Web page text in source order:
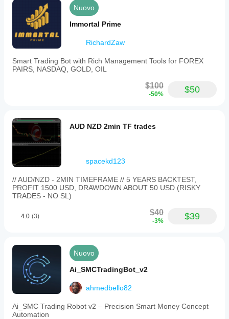
Nuovo
Immortal Prime
RichardZaw
Smart Trading Bot with Rich Management Tools for FOREX
PAIRS, NASDAQ, GOLD, OIL
$100
-50% $50
AUD NZD 2min TF trades
spacekd123
// AUD/NZD - 2MIN TIMEFRAME // 5 YEARS BACKTEST,
PROFIT 1500 USD, DRAWDOWN ABOUT 50 USD (RISKY
TRADES - NO SL)
4.0 (3) $40
-3% $39
Nuovo
Ai_SMCTradingBot_v2
ahmedbello82
Ai_SMC Trading Robot v2 – Precision Smart Money Concept
Automation